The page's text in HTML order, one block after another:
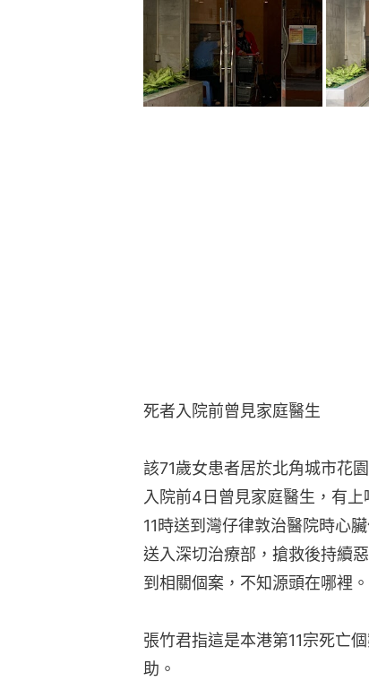
死者入院前曾見家庭醫生
該71歲女患者居於北角城市花
入院前4日曾見家庭醫生，有
11時送到灣仔律敦治醫院時心
送入深切治療部，搶救後持續
到相關個案，不知源頭在哪裡。
張竹君指這是本港第11宗死亡
助。